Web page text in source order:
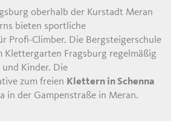
oberhalb der Kurstadt Meran
bieten sportliche
Profi-Climber. Die Bergsteigerschule
Klettergarten Fragsburg regelmäßig
und Kinder. Die
zum freien Klettern in Schenna
in der Gampenstraße in Meran.